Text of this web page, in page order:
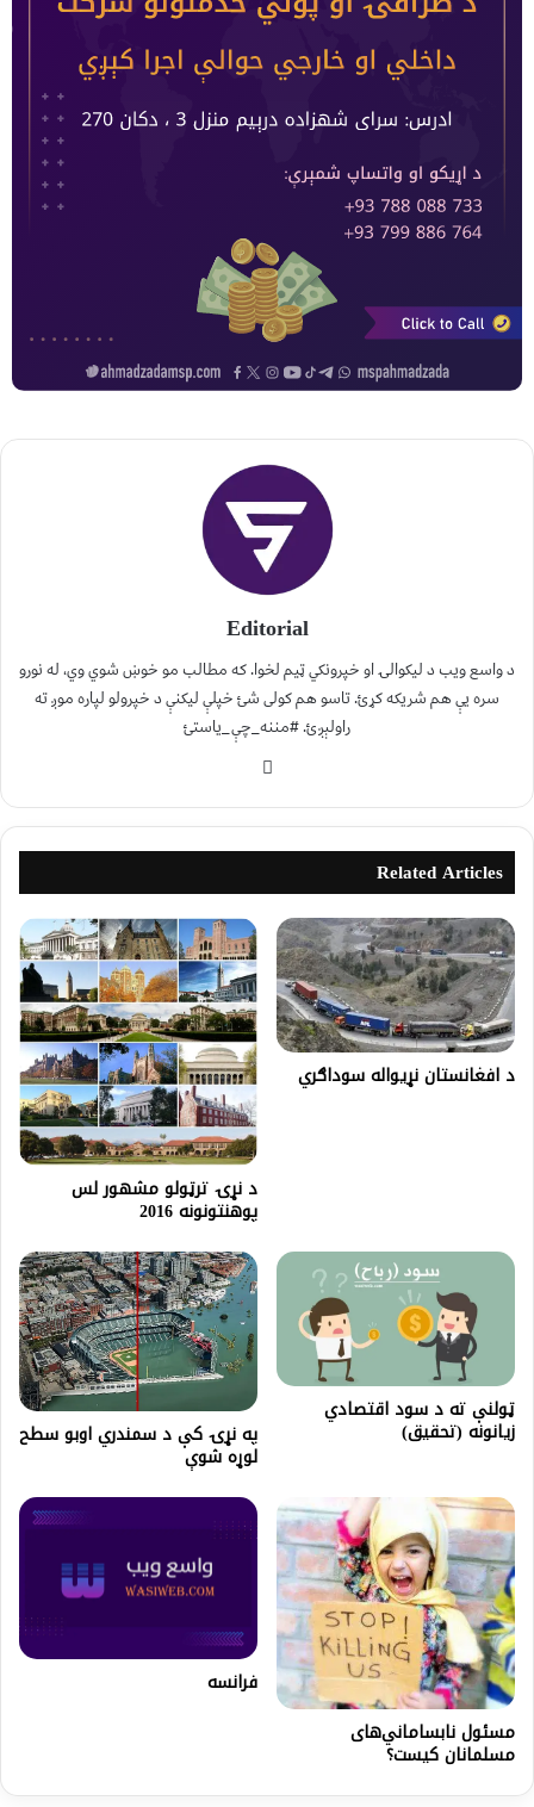
Editorial
د واسع ویب د لیکوالۍ او خپرونکي ټیم لخوا. که مطالب مو خوښ شوي وي، له نورو
سره یې هم شریکه کړئ. تاسو هم کولی شئ خپلې لیکنې د خپرولو لپاره موږ ته
راولېږئ. #مننه_چې_یاستئ
Related Articles
د افغانستان نړيواله سوداګري
د نړۍ ترټولو مشهور لس
پوهنتونونه 2016
ټولنې ته د سود اقتصادي
زيانونه (تحقيق) په نړۍ کې د سمندري اوبو سطح
لوړه شوې
مسئول نابساماني‌های
مسلمانان كيست؟
فرانسه